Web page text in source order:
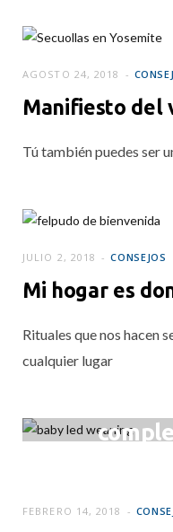
AGOSTO 24, 2018
Manifiesto del
Tú también puedes ser
CONSEJOS
JULIO 2, 2018
Mi hogar es
Rituales que nos hacen
cualquier lugar
FEBRERO 14, 2018